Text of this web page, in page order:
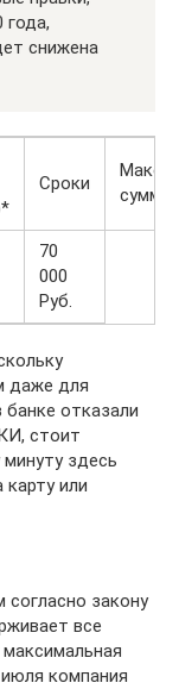
года,
снижена
Сроки
сумма
70
000
Руб.
даже для
отказали
стоит
здесь
или
закону
все
компания